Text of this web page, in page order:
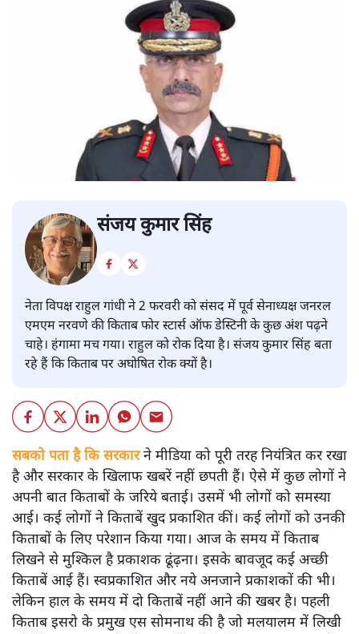
संजय कुमार सिंह
नेता विपक्ष राहुल गांधी ने 2 फरवरी को संसद में पूर्व सेनाध्यक्ष जनरल
एमएम नरवणे की किताब फोर स्टार्स ऑफ डेस्टिनी के कुछ अंश पढ़ने
चाहे। हंगामा मच गया। राहुल को रोक दिया है। संजय कुमार सिंह बता
रहे हैं कि किताब पर अघोषित रोक क्यों है।
सबको पता है कि सरकारने मीडिया को पूरी तरह नियंत्रित कर रखा
है और सरकार के खिलाफ खबरें नहीं छपती हैं। ऐसे में कुछ लोगों ने
अपनी बात किताबों के जरिये बताई। उसमें भी लोगों को समस्या
आई। कई लोगों ने किताबें खुद प्रकाशित कीं। कई लोगों को उनकी
किताबों के लिए परेशान किया गया। आज के समय में किताब
लिखने से मुश्किल है प्रकाशक ढूंढ़ना। इसके बावजूद कई अच्छी
किताबें आई हैं। स्वप्रकाशित और नये अनजाने प्रकाशकों की भी।
लेकिन हाल के समय में दो किताबें नहीं आने की खबर है। पहली
किताब इसरो के प्रमुख एस सोमनाथ की है जो मलयालम में लिखी